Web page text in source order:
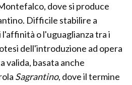
dove si produce
Difficile stabilire a
l'affinità o l'uguaglianza tra i
dell'introduzione ad opera
valida, basata anche
Sagrantino, dove il termine